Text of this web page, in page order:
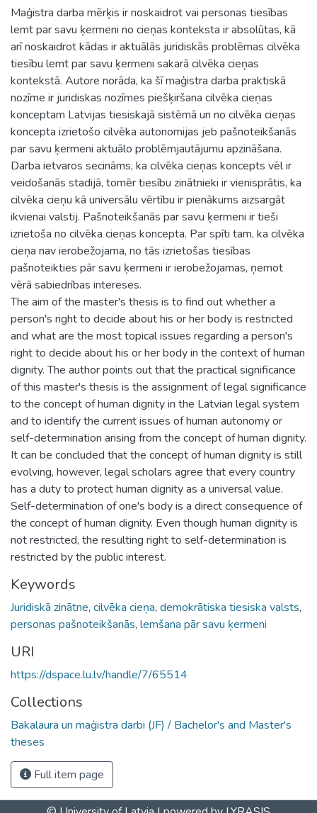
Maģistra darba mērķis ir noskaidrot vai personas tiesības
lemt par savu ķermeni no cieņas konteksta ir absolūtas, kā
arī noskaidrot kādas ir aktuālās juridiskās problēmas cilvēka
tiesību lemt par savu ķermeni sakarā cilvēka cieņas
kontekstā. Autore norāda, ka šī maģistra darba praktiskā
nozīme ir juridiskas nozīmes piešķiršana cilvēka cieņas
konceptam Latvijas tiesiskajā sistēmā un no cilvēka cieņas
koncepta izrietošo cilvēka autonomijas jeb pašnoteikšanās
par savu ķermeni aktuālo problēmjautājumu apzināšana.
Darba ietvaros secināms, ka cilvēka cieņas koncepts vēl ir
veidošanās stadijā, tomēr tiesību zinātnieki ir vienisprātis, ka
cilvēka cieņu kā universālu vērtību ir pienākums aizsargāt
ikvienai valstij. Pašnoteikšanās par savu ķermeni ir tieši
izrietoša no cilvēka cieņas koncepta. Par spīti tam, ka cilvēka
cieņa nav ierobežojama, no tās izrietošas tiesības
pašnoteikties pār savu ķermeni ir ierobežojamas, ņemot
vērā sabiedrības intereses.
The aim of the master's thesis is to find out whether a
person's right to decide about his or her body is restricted
and what are the most topical issues regarding a person's
right to decide about his or her body in the context of human
dignity. The author points out that the practical significance
of this master's thesis is the assignment of legal significance
to the concept of human dignity in the Latvian legal system
and to identify the current issues of human autonomy or
self-determination arising from the concept of human dignity.
It can be concluded that the concept of human dignity is still
evolving, however, legal scholars agree that every country
has a duty to protect human dignity as a universal value.
Self-determination of one's body is a direct consequence of
the concept of human dignity. Even though human dignity is
not restricted, the resulting right to self-determination is
restricted by the public interest.
Keywords
Juridiskā zinātne, cilvēka cieņa, demokrātiska tiesiska valsts,
personas pašnoteikšanās, lemšana pār savu ķermeni
URI
https://dspace.lu.lv/handle/7/65514
Collections
Bakalaura un maģistra darbi (JF) / Bachelor's and Master's
theses
Full item page